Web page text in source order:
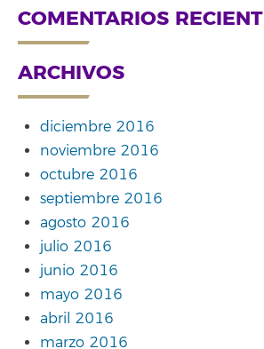
COMENTARIOS
ARCHIVOS
diciembre 2016
noviembre 2016
octubre 2016
septiembre 2016
agosto 2016
julio 2016
junio 2016
mayo 2016
abril 2016
marzo 2016